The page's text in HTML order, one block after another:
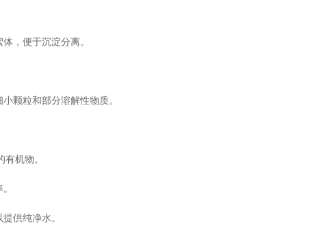
，便于沉淀分离。
颗粒和部分溶解性物质。
机物。
供纯净水。